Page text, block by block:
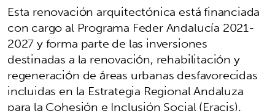
Esta renovación arquitectónica está financiada
con cargo al Programa Feder Andalucía 2021-
2027 y forma parte de las inversiones
destinadas a la renovación, rehabilitación y
regeneración de áreas urbanas desfavorecidas
incluidas en la Estrategia Regional Andaluza
para la Cohesión e Inclusión Social (Eracis).